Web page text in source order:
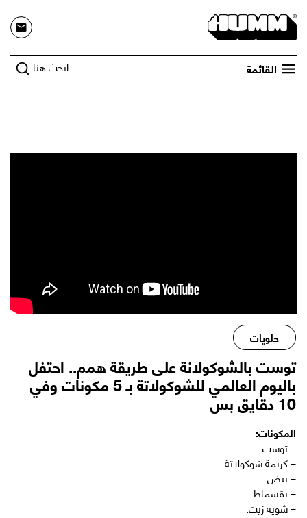
القائمة ابحث هنا
حلويات
توست بالشوكولانة على طريقة همم.. احتفل
باليوم العالمي للشوكولاتة بـ 5 مكونات وفي
10 دقايق بس
المكونات:
– توست.
– كريمة شوكولاتة.
– بيض.
– بقسماط.
– شوية زيت.